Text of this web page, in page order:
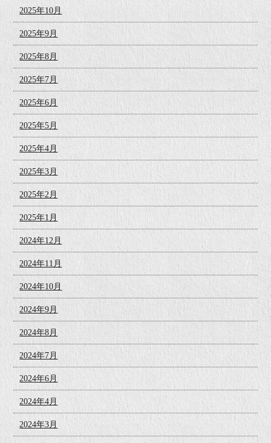
2025年10月
2025年9月
2025年8月
2025年7月
2025年6月
2025年5月
2025年4月
2025年3月
2025年2月
2025年1月
2024年12月
2024年11月
2024年10月
2024年9月
2024年8月
2024年7月
2024年6月
2024年4月
2024年3月